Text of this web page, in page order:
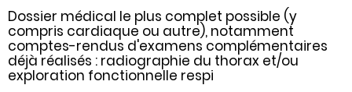
Dossier médical le plus complet possible (y
compris cardiaque ou autre), notamment
comptes-rendus d'examens complémentaires
déjà réalisés : radiographie du thorax et/ou
exploration fonctionnelle respi